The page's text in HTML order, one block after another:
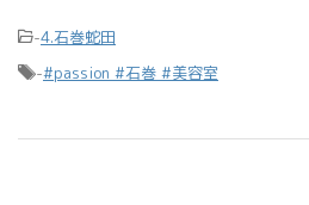
-4.石巻蛇田
-#passion #石巻 #美容室